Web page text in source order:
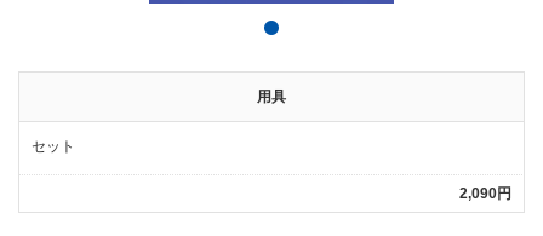
用具
セット
2,090円